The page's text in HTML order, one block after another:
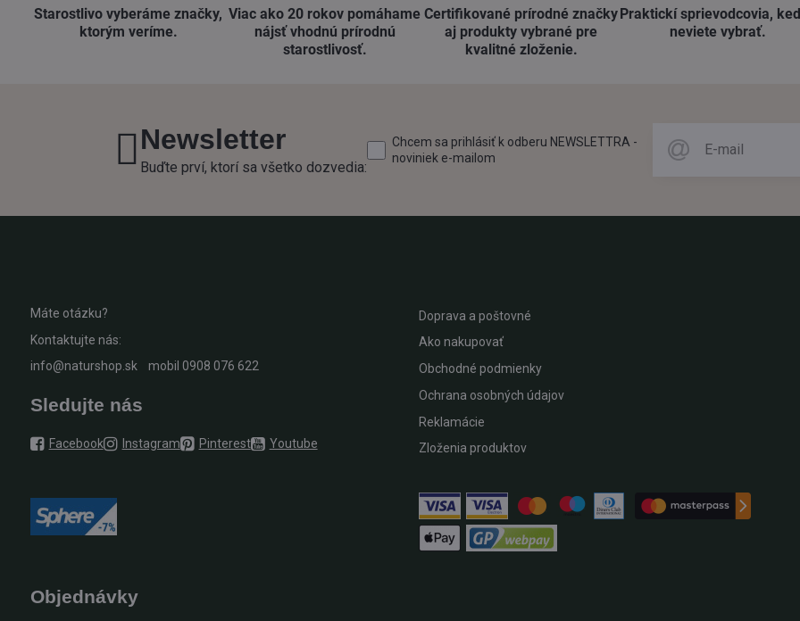
Starostlivo vyberáme značky,
ktorým veríme​.
Viac ako 20 rokov pomáhame
nájsť vhodnú prírodnú
starostlivosť​.
Certifikované prírodné značky
aj produkty vybrané pre
kvalitné zloženie​.
Praktickí sprievodcovia,
neviete vybrať​.
Newsletter
Buďte prví, ktorí sa všetko dozvedia:
Chcem sa prihlásiť k odberu NEWSLETTRA -
noviniek e-mailom
Máte otázku?
Kontaktujte nás:
info@naturshop.skmobil 0908 076 622
Sledujte nás
Facebook Instagram Pinterest Youtube
Objednávky
Doprava a poštovné
Ako nakupovať
Obchodné podmienky
Ochrana osobných údajov
Reklamácie
Zloženia produktov